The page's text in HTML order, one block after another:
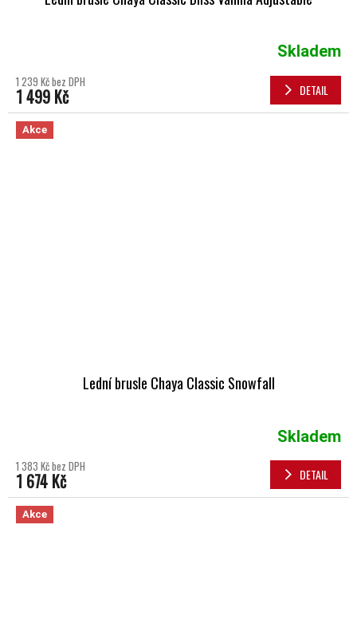
Skladem
1 239 Kč bez DPH
1 499 Kč DETAIL
Akce
Lední brusle Chaya Classic Snowfall
Skladem
1 383 Kč bez DPH
1 674 Kč DETAIL
Akce